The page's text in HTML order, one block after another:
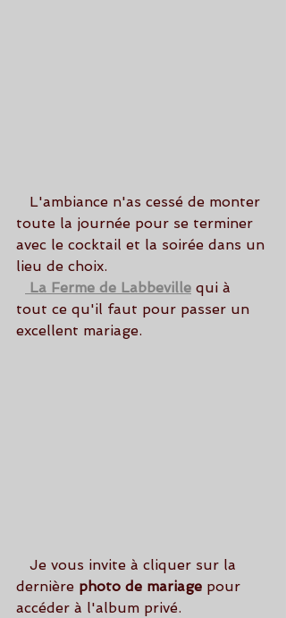
toute la journée pour se terminer
avec le cocktail et la soirée dans un
lieu de choix.
La Ferme de Labbeville qui à
tout ce qu'il faut pour passer un
excellent mariage.
dernière photo de mariage pour
accéder à l'album privé.